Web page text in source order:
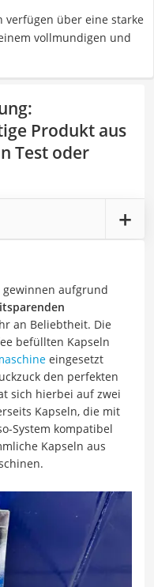
verfügen über eine starke
vollmundigen und
:
Produkt aus
Test oder
gewinnen aufgrund
an Beliebtheit. Die
befüllten Kapseln
eingesetzt
den perfekten
sich hierbei auf zwei
Kapseln, die mit
System kompatibel
Kapseln aus